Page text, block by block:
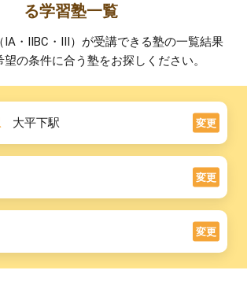
る学習塾一覧
ⅠA・ⅡBC・Ⅲ）が受講できる塾の一覧結果
の条件に合う塾をお探しください。
大平下駅 変更
変更
変更